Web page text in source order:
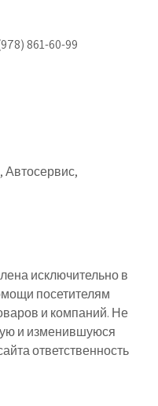
861-60-99
исключительно в
посетителям
и компаний. Не
и изменившуюся
ответственность